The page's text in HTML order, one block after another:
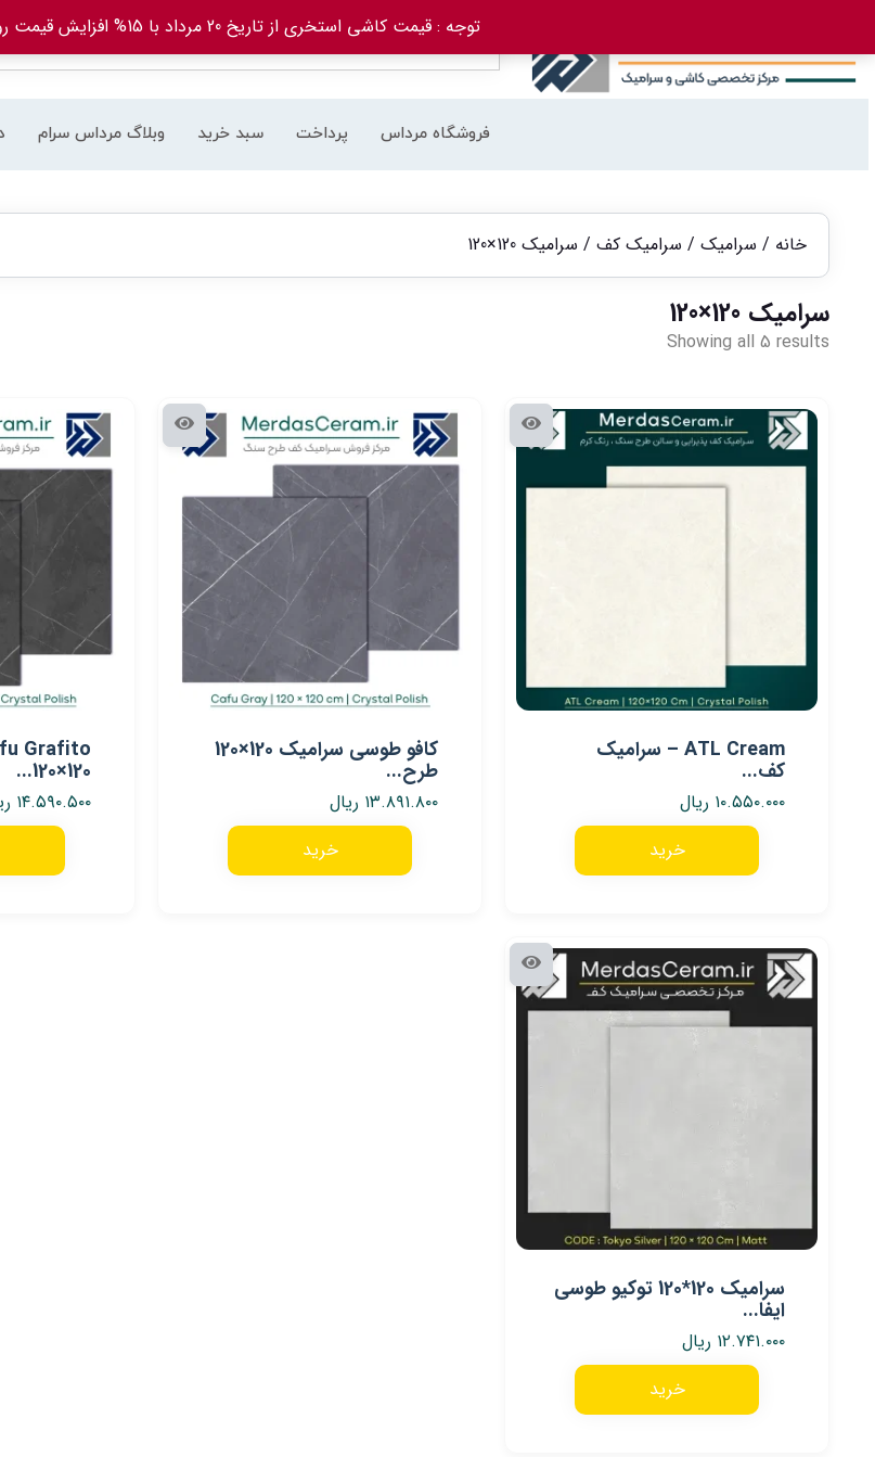
توجه : قیمت کاشی استخری از تاریخ 20 مرداد با 15% افزایش قیمت رو به رو خواهد بود.
فروشگاه مرداس پرداخت سبد خرید وبلاگ مرداس سرام
خانه / سرامیک / سرامیک کف / سرامیک 120×120
سرامیک 120×120
Showing all 5 results
ATL Cream – سرامیک
کف...
۱۰.۵۵۰.۰۰۰ ریال
خرید
کافو طوسی سرامیک 120×120
طرح...
۱۳.۸۹۱.۸۰۰ ریال
خرید
120×120...
۱۴.۵۹۰.۵۰۰
سرامیک 120*120 توکیو طوسی
ایفا...
۱۲.۷۴۱.۰۰۰ ریال
خرید